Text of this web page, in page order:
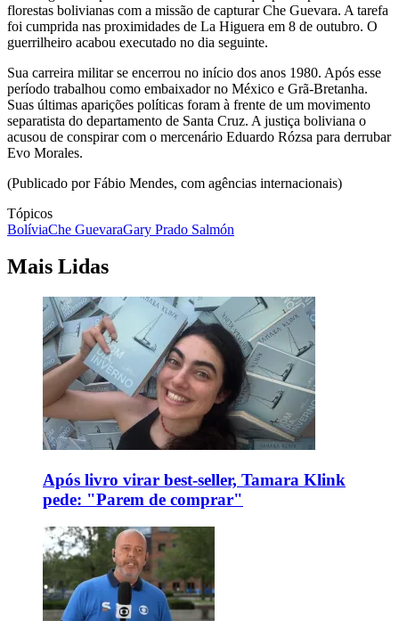
florestas bolivianas com a missão de capturar Che Guevara. A tarefa
foi cumprida nas proximidades de La Higuera em 8 de outubro. O
guerrilheiro acabou executado no dia seguinte.
Sua carreira militar se encerrou no início dos anos 1980. Após esse
período trabalhou como embaixador no México e Grã-Bretanha.
Suas últimas aparições políticas foram à frente de um movimento
separatista do departamento de Santa Cruz. A justiça boliviana o
acusou de conspirar com o mercenário Eduardo Rózsa para derrubar
Evo Morales.
(Publicado por Fábio Mendes, com agências internacionais)
Tópicos
BolíviaChe GuevaraGary Prado Salmón
Mais Lidas
Após livro virar best-seller, Tamara Klink
pede: "Parem de comprar"